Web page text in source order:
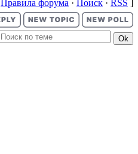
Правила форума · Поиск · RSS ]